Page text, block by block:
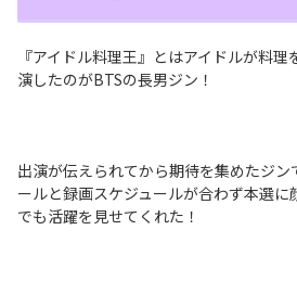
『アイドル料理王』とはアイドルが料
演したのがBTSの長男ジン！
出演が伝えられてから期待を集めたジン
ールと録画スケジュールが合わず本選
でも活躍を見せてくれた！